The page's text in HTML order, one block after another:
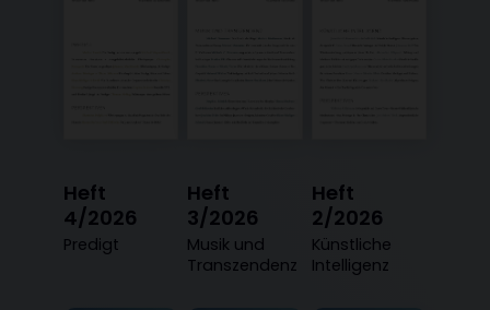
Heft
4/2026
:
Predigt
Heft
3/2026
:
Musik und
Transzendenz
Heft
2/2026
:
Künstliche
Intelligenz